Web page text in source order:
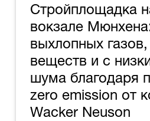
Стройплощадка
вокзале
выхлопных
веществ и с
шума благодаря
zero emission от
Wacker Neuson